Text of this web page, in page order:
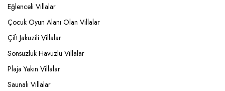
Eğlenceli Villalar
Çocuk Oyun Alanı Olan Villalar
Çift Jakuzili Villalar
Sonsuzluk Havuzlu Villalar
Plaja Yakın Villalar
Saunalı Villalar